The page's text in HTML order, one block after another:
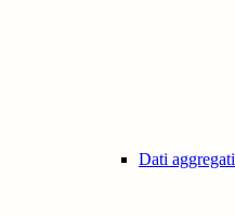
Dati